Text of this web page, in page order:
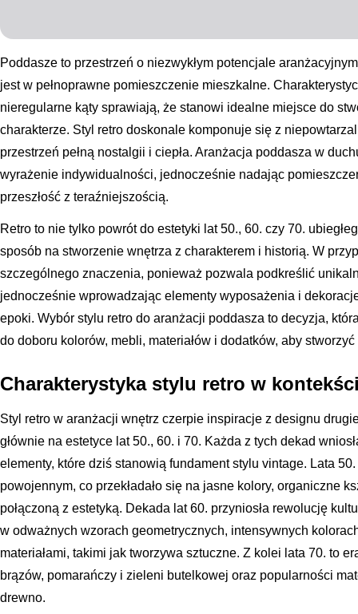
Poddasze to przestrzeń o niezwykłym potencjale
jest w pełnoprawne pomieszczenie mieszkalne.
nieregularne kąty sprawiają, że stanowi idealne miejsce do
charakterze. Styl retro doskonale komponuje się z
przestrzeń pełną nostalgii i ciepła. Aranżacja poddasza w
wyrażenie indywidualności, jednocześnie nadając
przeszłość z teraźniejszością.
Retro to nie tylko powrót do estetyki lat 50., 60. czy 70.
sposób na stworzenie wnętrza z charakterem i historią. W
szczególnego znaczenia, ponieważ pozwala podkreślić
jednocześnie wprowadzając elementy wyposażenia i
epoki. Wybór stylu retro do aranżacji poddasza to decyzja,
do doboru kolorów, mebli, materiałów i dodatków, aby
Charakterystyka stylu retro w
Styl retro w aranżacji wnętrz czerpie inspiracje z designu
głównie na estetyce lat 50., 60. i 70. Każda z tych dekad
elementy, które dziś stanowią fundament stylu vintage. Lata
powojennym, co przekładało się na jasne kolory, organiczne
połączoną z estetyką. Dekada lat 60. przyniosła rewolucję
w odważnych wzorach geometrycznych, intensywnych
materiałami, takimi jak tworzywa sztuczne. Z kolei lata 70. to
brązów, pomarańczy i zieleni butelkowej oraz popularności
drewno.